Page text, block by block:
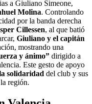
a Giuliano Simeone,
Molina. Controlando
por la banda derecha
Cillessen, al que batió
Giuliano y el capitán
mostrando una
y ánimo” dirigido a
Este gesto de apoyo
solidaridad del club y sus
región.